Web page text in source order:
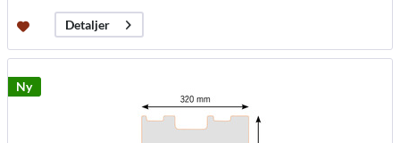
Detaljer
Ny